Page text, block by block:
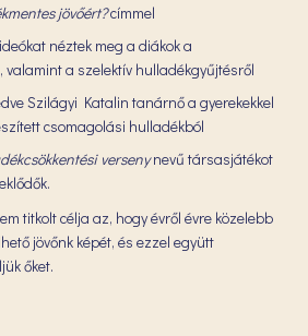
jövőért?címmel
néztek meg a diákok a
valamint a szelektív hulladékgyűjtésről
Szilágyi Katalin tanárnő a gyerekekkel
csomagolási hulladékból
versenynevű társasjátékot
titkolt célja az, hogy évről évre közelebb
jövőnk képét, és ezzel együtt
őket.